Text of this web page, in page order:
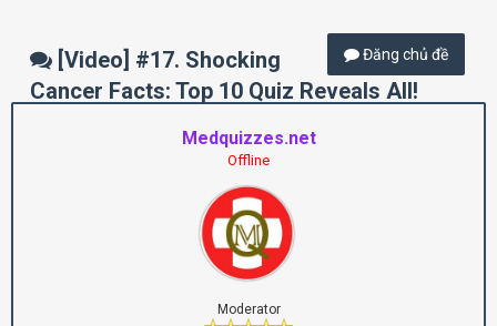
Đăng chủ đề
[Video] #17. Shocking
Cancer Facts: Top 10 Quiz Reveals All!
Medquizzes.net
Offline
Moderator